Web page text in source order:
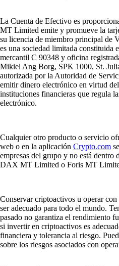
La Cuenta de Efectivo es
MT Limited emite y promueve la
su licencia de miembro principal de
es una sociedad limitada constituida
mercantil C 90348 y oficina
Mikiel Ang Borg, SPK 1000, St.
autorizada por la Autoridad de
emitir dinero electrónico en virtud
instituciones financieras que regula
electrónico.
Cualquier otro producto o servicio
web o en la aplicación Crypto.com
empresas del grupo y no está dentro
DAX MT Limited o Foris MT
Conservar criptoactivos u operar
ser adecuado para todo el mundo.
pasado no garantiza el rendimiento
si invertir en criptoactivos es
financiera y tolerancia al riesgo.
sobre los riesgos asociados con